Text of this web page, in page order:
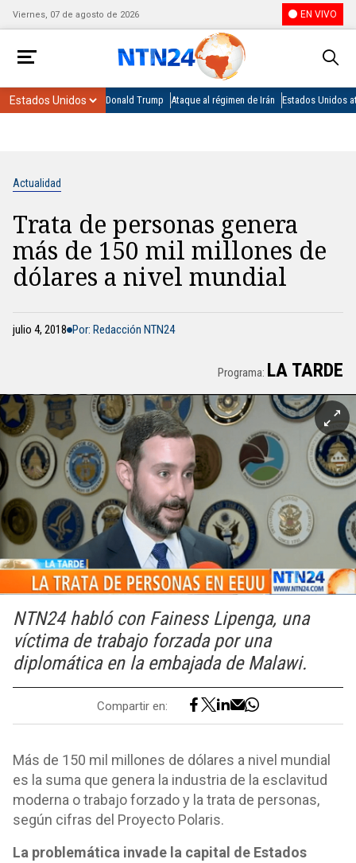
Viernes, 07 de agosto de 2026 EN VIVO
Donald Trump Ataque al régimen de Irán Estados Unidos
Actualidad
Trata de personas genera
más de 150 mil millones de
dólares a nivel mundial
julio 4, 2018 Por: Redacción NTN24
Programa: LA TARDE
NTN24 habló con Fainess Lipenga, una
víctima de trabajo forzada por una
diplomática en la embajada de Malawi.
Compartir en:
Más de 150 mil millones de dólares a nivel mundial
es la suma que genera la industria de la esclavitud
moderna o trabajo forzado y la trata de personas,
según cifras del Proyecto Polaris.
La problemática invade la capital de Estados